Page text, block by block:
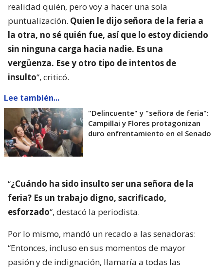
realidad quién, pero voy a hacer una sola
puntualización. Quien le dijo señora de la feria a
la otra, no sé quién fue, así que lo estoy diciendo
sin ninguna carga hacia nadie. Es una
vergüenza. Ese y otro tipo de intentos de
insulto“, criticó.
Lee también...
"Delincuente" y "señora de feria":
Campillai y Flores protagonizan
duro enfrentamiento en el Senado
“¿Cuándo ha sido insulto ser una señora de la
feria? Es un trabajo digno, sacrificado,
esforzado“, destacó la periodista.
Por lo mismo, mandó un recado a las senadoras:
“Entonces, incluso en sus momentos de mayor
pasión y de indignación, llamaría a todas las